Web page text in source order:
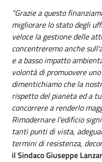
“Grazie a questo
migliorare lo stato degli
veloce la gestione delle
concentreremo anche
e a basso impatto
volontà di promuovere
dimentichiamo che la
rispetto del pianeta ed a
concorrere a renderlo
Rimodernare l’edificio
tanti punti di vista,
termini di resistenza,
il Sindaco Giuseppe